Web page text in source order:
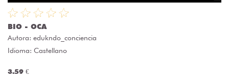
BIO - OCA
Autora: edukndo_conciencia
Idioma: Castellano
3.59 €